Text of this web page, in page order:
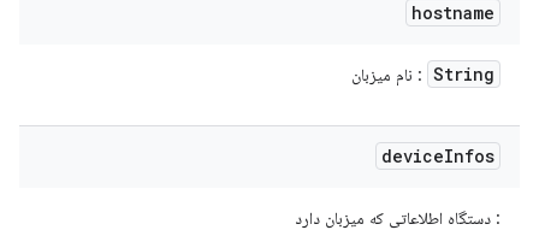
hostname
String : نام میزبان
deviceInfos
: دستگاه اطلاعاتی که میزبان دارد